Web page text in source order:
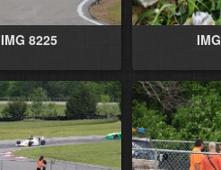
IMG 8225